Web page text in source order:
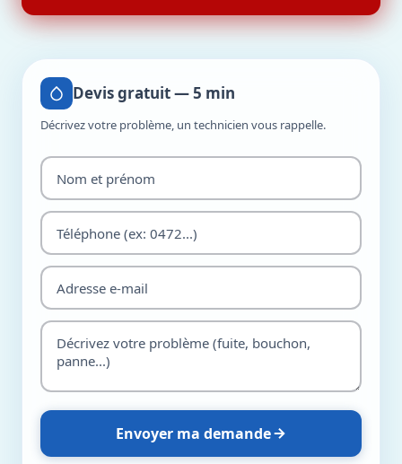
Devis gratuit — 5 min
Décrivez votre problème, un technicien vous rappelle.
Envoyer ma demande